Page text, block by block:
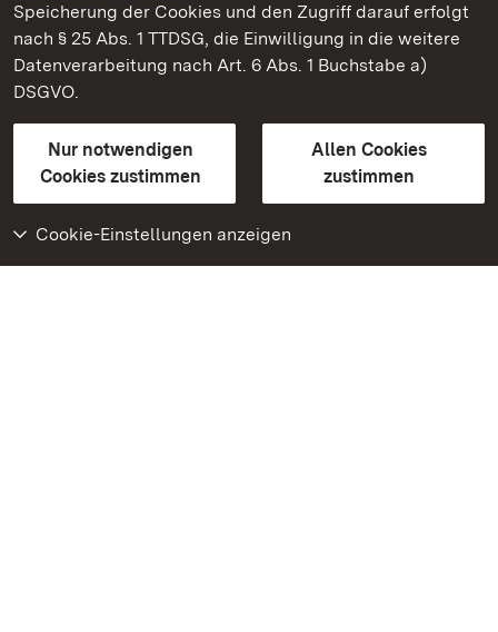
Speicherung der Cookies und den Zugriff darauf erfolgt
nach § 25 Abs. 1 TTDSG, die Einwilligung in die weitere
Datenverarbeitung nach Art. 6 Abs. 1 Buchstabe a)
DSGVO.
Nur notwendigen
Cookies zustimmen
Allen Cookies
zustimmen
Cookie-Einstellungen anzeigen
Staatliche Schlösser und Gärten Baden-Württemberg
Kontakt
GebärdenspracheLeichte Sprache
Erklärung zur Barrierefreiheit
BITV-konform (geprüfte Seiten)
Weiteres